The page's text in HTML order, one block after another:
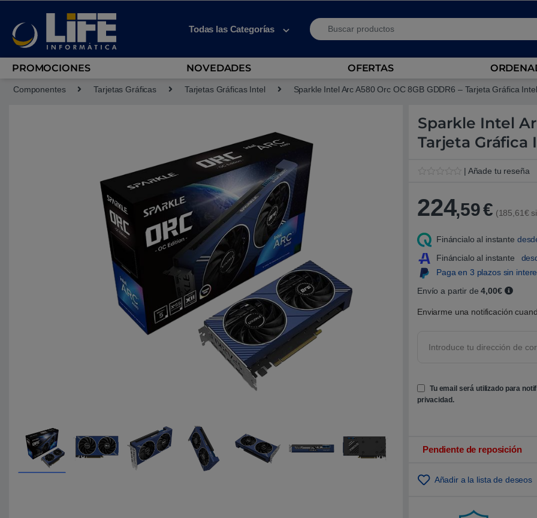
Todas las Categorías
Search for:
PROMOCIONES NOVEDADES OFERTAS
Componentes Tarjetas Gráficas Tarjetas Gráficas Intel Sparkle Intel Arc A580 Orc OC 8GB GDDR6 – Tarjeta Gráfica Intel
Sparkle Intel
Tarjeta Gráfica
l
o
r
d
o
.
0
0
o
r
e
n
p
n
d
| Añade tu reseña
224,59€ (185,61€
Fináncialo al instante
Fináncialo al instante
Paga en 3 plazos sin
Envío a partir de4,00€
Enviarme una notificación
Tu email será utilizado para
privacidad .
Pendiente de reposición
Añadir a la lista de deseos